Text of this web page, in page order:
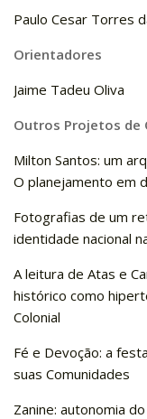
GIP
Pró-
LABIEB
Extensão
Cursos
Criação
Isenção
Comissões
CaC
Paulo Cesar Torres
Orientadores
Jaime Tadeu Oliva
Outros Projetos de
Milton Santos: um
O planejamento em
Fotografias de um
identidade nacional
A leitura de Atas e
histórico como
Colonial
Fé e Devoção: a
suas Comunidades
Zanine: autonomia